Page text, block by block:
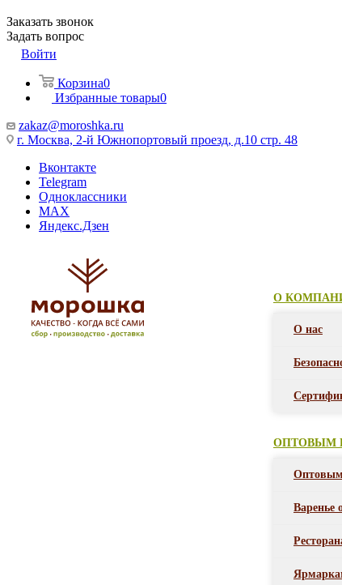
Заказать звонок
Задать вопрос
Войти
Корзина0
Избранные товары0
zakaz@moroshka.ru
г. Москва, 2-й Южнопортовый проезд, д.10 стр. 48
Вконтакте
Telegram
Одноклассники
MAX
Яндекс.Дзен
О
О нас
ОПТОВЫМ
Оптовым
Варенье